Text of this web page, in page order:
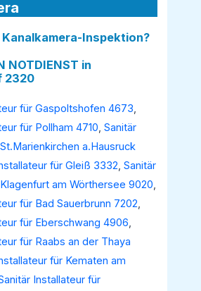
Inspektion?
NOTDIENST in
2320
für Gaspoltshofen 4673,
für Pollham 4710,Sanitär
a.Hausruck
für Gleiß 3332,Sanitär
am Wörthersee 9020,
für Bad Sauerbrunn 7202,
für Eberschwang 4906,
für Raabs an der Thaya
für Kematen am
Installateur für